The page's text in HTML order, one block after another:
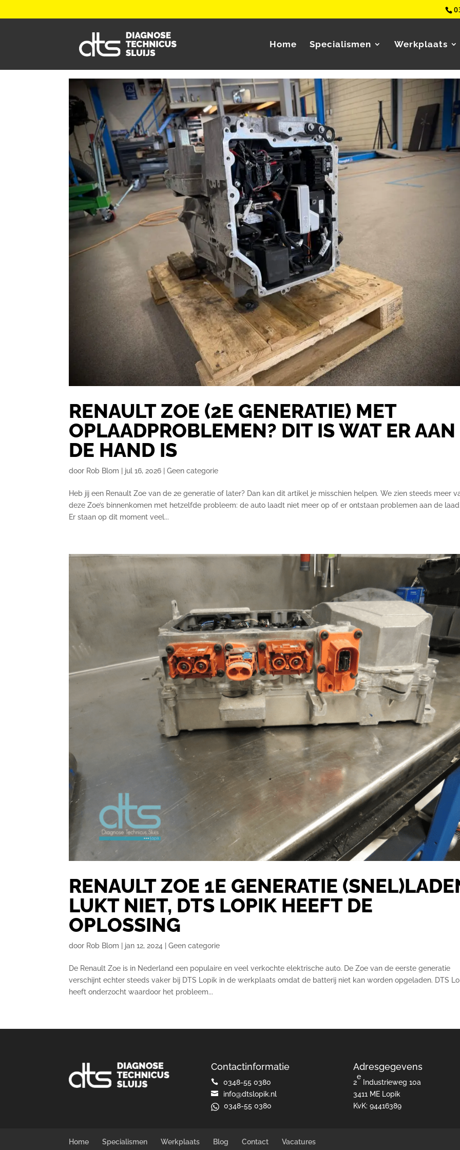
Home Specialismen Werkplaats
RENAULT ZOE (2E GENERATIE) MET
OPLAADPROBLEMEN? DIT IS WAT ER AAN
DE HAND IS
door Rob Blom jul 16, 2026 |Geen categorie
Heb jij een Renault Zoe van de 2e generatie of later? Dan kan dit artikel je misschien helpen. We zien steeds meer
deze Zoe’s binnenkomen met hetzelfde probleem: de auto laadt niet meer op of er ontstaan problemen aan de
Er staan op dit moment veel...
RENAULT ZOE 1E GENERATIE
LUKT NIET, DTS LOPIK HEEFT DE
OPLOSSING
door Rob Blom jan 12, 2024 |Geen categorie
De Renault Zoe is in Nederland een populaire en veel verkochte elektrische auto. De Zoe van de eerste generatie
verschijnt echter steeds vaker bij DTS Lopik in de werkplaats omdat de batterij niet kan worden opgeladen. DTS
heeft onderzocht waardoor het probleem...
Contactinformatie
 0348-55 0380

info@dtslopik.nl
0348-55 0380
Adresgegevens
2
e
Industrieweg 10a
3411 ME Lopik
KvK: 94416389
Home Specialismen Werkplaats Blog Contact Vacatures